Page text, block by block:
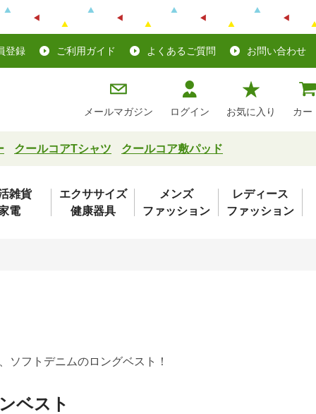
登録 ご利用ガイド よくあるご質問 お問い合わせ
メールマガジン ログイン お気に入り カー
クールコアTシャツ クールコア敷パッド
雑貨
電
エクササイズ
健康器具
メンズ
ファッション
レディース
ファッション
ソフトデニムのロングベスト！
ベスト